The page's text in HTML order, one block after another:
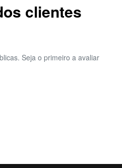
clientes
Seja o primeiro a avaliar